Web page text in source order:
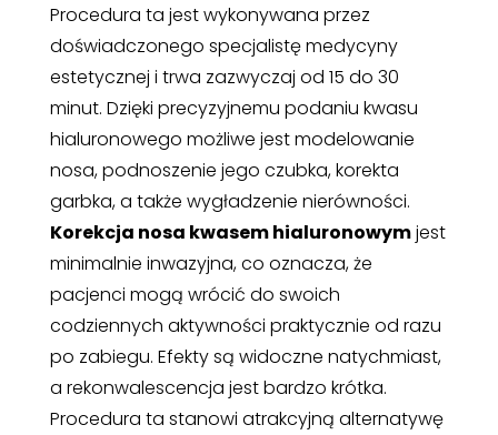
Procedura ta jest wykonywana przez
doświadczonego specjalistę medycyny
estetycznej i trwa zazwyczaj od 15 do 30
minut. Dzięki precyzyjnemu podaniu kwasu
hialuronowego możliwe jest modelowanie
nosa, podnoszenie jego czubka, korekta
garbka, a także wygładzenie nierówności.
Korekcja nosa kwasem hialuronowymjest
minimalnie inwazyjna, co oznacza, że
pacjenci mogą wrócić do swoich
codziennych aktywności praktycznie od razu
po zabiegu. Efekty są widoczne natychmiast,
a rekonwalescencja jest bardzo krótka.
Procedura ta stanowi atrakcyjną alternatywę